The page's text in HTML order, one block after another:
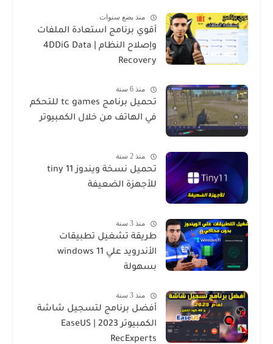
منذ بضع سنوات
أقوي برنامج استعادة الملفات
وإصلاح النظام | 4DDiG Data
Recovery
منذ 6 سنة
تحميل برنامج tc games للتحكم
في الهاتف من خلال الكمبيوتر
منذ 2 سنة
تحميل نسخة ويندوز tiny 11
للأجهزة الضعيفة
منذ 3 سنة
طريقة تشغيل تطبيقات
الأندرويد علي windows 11
بسهولة
منذ 3 سنة
أفضل برنامج لتسجيل شاشة
الكمبيوتر 2023 | EaseUS
RecExperts